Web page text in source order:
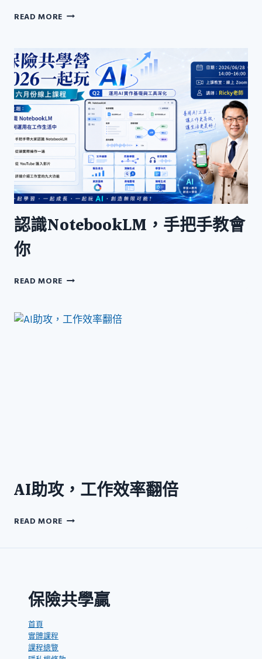
READ MORE 保
學
營
2026
年
度
專
區
認識NotebookLM，手把手教會
你
READ MORE 認
手
AI助攻，工作效率翻倍
READ MORE AI
率
翻
保險共學贏
首頁
實體課程
課程總覽